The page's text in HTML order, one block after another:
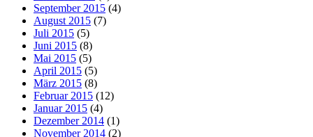
September 2015 (4)
August 2015 (7)
Juli 2015 (5)
Juni 2015 (8)
Mai 2015 (5)
April 2015 (5)
März 2015 (8)
Februar 2015 (12)
Januar 2015 (4)
Dezember 2014 (1)
November 2014 (2)